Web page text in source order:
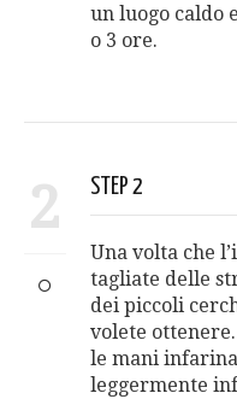
un luogo caldo
o 3 ore.
2 STEP 2
Una volta che
tagliate delle
dei piccoli
volete
le mani
leggermente